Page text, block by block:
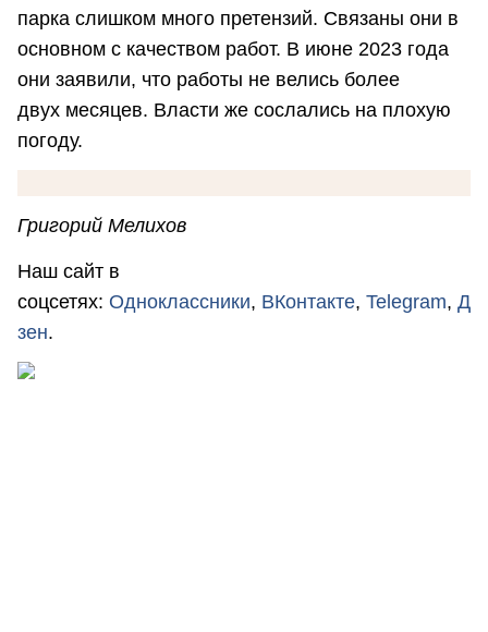
парка слишком много претензий. Связаны они в
основном с качеством работ. В июне 2023 года
они заявили, что работы не велись более
двух месяцев. Власти же сослались на плохую
погоду.
Григорий Мелихов
Наш сайт в
соцсетях: Одноклассники, ВКонтакте, Telegram, Д
зен.